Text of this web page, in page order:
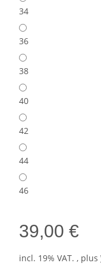
34
36
38
40
42
44
46
39,00 €
incl. 19% VAT. , plus